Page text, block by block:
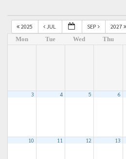
2025 JUL SEP
2027
Mon
Tue Wed Thu
3 4 5 6
10 11 12 13